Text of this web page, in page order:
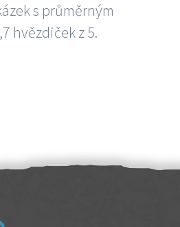
s průměrným
hvězdiček z 5.